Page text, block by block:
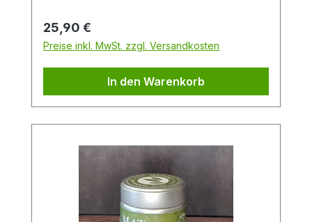
Anbau
Regulärer Preis:
25,90 €
Preise inkl. MwSt. zzgl. Versandkosten
In den Warenkorb